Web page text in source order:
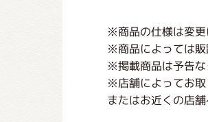
※商品の仕様は変更
※商品によっては販
※掲載商品は予告な
※店舗によってお取
またはお近くの店